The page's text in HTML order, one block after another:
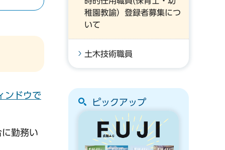
ンドウで
勤務い
稚園教諭）登録者募集につ
いて
土木技術職員
ピックアップ